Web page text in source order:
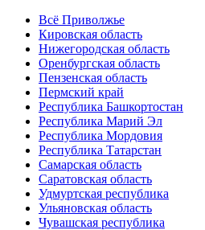
Всё Приволжье
Кировская область
Нижегородская область
Оренбургская область
Пензенская область
Пермский край
Республика Башкортостан
Республика Марий Эл
Республика Мордовия
Республика Татарстан
Самарская область
Саратовская область
Удмуртская республика
Ульяновская область
Чувашская республика